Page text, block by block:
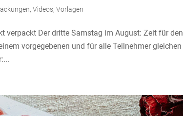
,Videos,Vorlagen
verpackt Der dritte Samstag im August: Zeit für
vorgegebenen und für alle Teilnehmer